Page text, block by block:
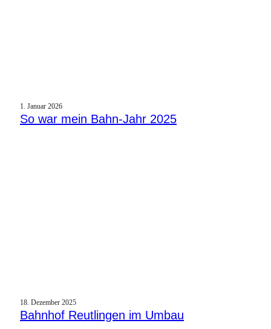
1. Januar 2026
So war mein Bahn-Jahr 2025
18. Dezember 2025
Bahnhof Reutlingen im Umbau